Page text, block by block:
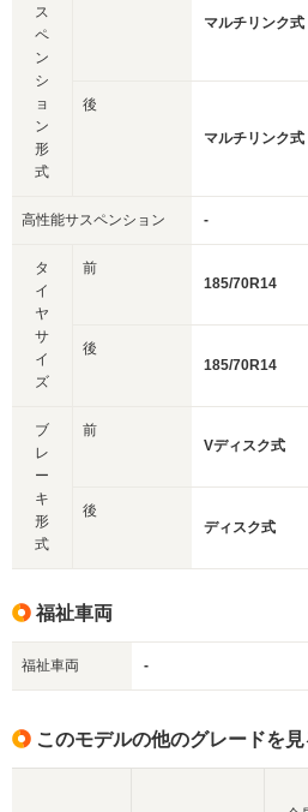
ス
ペ
ン
シ
ョ
ン
形
式
マルチリンク式
後
マルチリンク式
高性能サスペンション -
タ
イ
ヤ
サ
イ
ズ
前
185/70R14
後
185/70R14
ブ
レ
ー
キ
形
式
前
Vディスク式
後
ディスク式
福祉車両
福祉車両 -
このモデルの他のグレードを見